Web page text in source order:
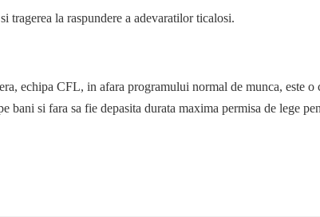
tragerea la raspundere a adevaratilor ticalosi.
echipa CFL, in afara programului normal de munca, este
bani si fara sa fie depasita durata maxima permisa de lege